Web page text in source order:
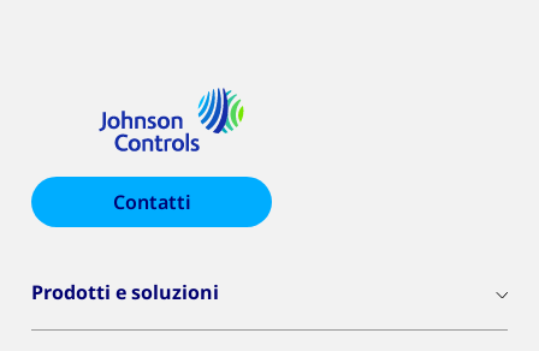
Contatti
Prodotti e soluzioni